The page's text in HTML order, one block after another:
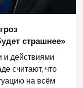
страшнее»
и действиями
считают, что
на всём